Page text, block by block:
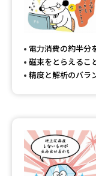
電力消費の約半分
磁束をとらえるこ
精度と解析のバラ